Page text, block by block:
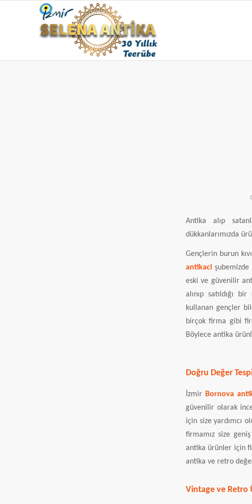
Antika alıp
dükkanlarımızda
Gençlerin burun
antikaci
eski ve güvenilir
alınıp satıldığı
kullanan gençler
birçok firma gibi
Böylece antika
Doğru Değer
İzmir Bornova
güvenilir olarak
için size yardımcı
firmamız size
antika ürünler için
antika ve retro
Vintage ve Retro